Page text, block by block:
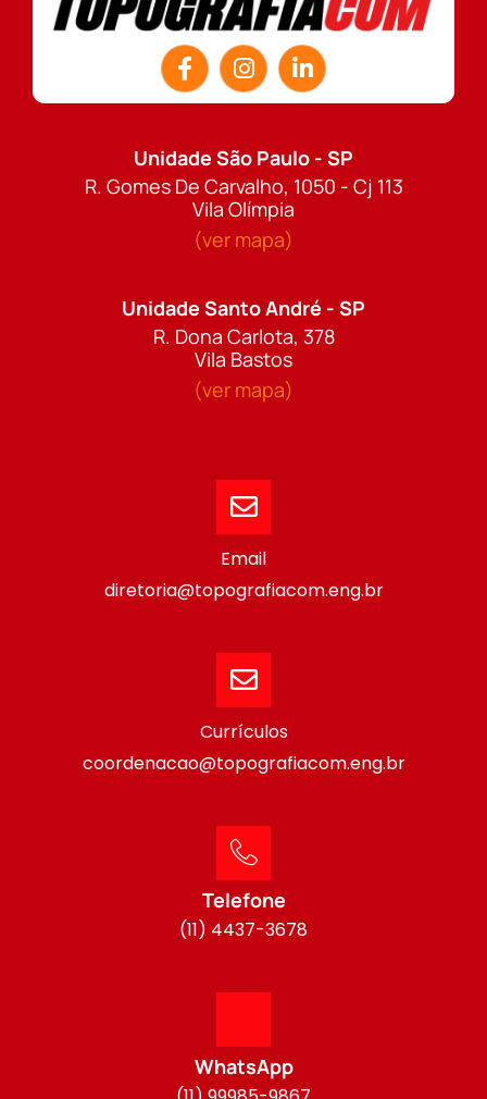
Unidade São Paulo - SP
R. Gomes De Carvalho, 1050 - Cj 113
Vila Olímpia
(ver mapa)
Unidade Santo André - SP
R. Dona Carlota, 378
Vila Bastos
(ver mapa)
Email
diretoria@topografiacom.eng.br
Currículos
coordenacao@topografiacom.eng.br
Telefone
(11) 4437-3678
WhatsApp